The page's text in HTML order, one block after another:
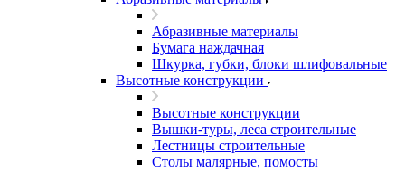
Абразивные материалы
Бумага наждачная
Шкурка, губки, блоки шлифовальные
Высотные конструкции
Высотные конструкции
Вышки-туры, леса строительные
Лестницы строительные
Столы малярные, помосты